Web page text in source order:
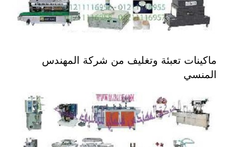
ماكينات تعبئة وتغليف من شركة المهندس
المنسي